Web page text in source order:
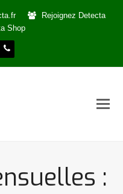
Rejoignez Detecta
Shop
Phone
: